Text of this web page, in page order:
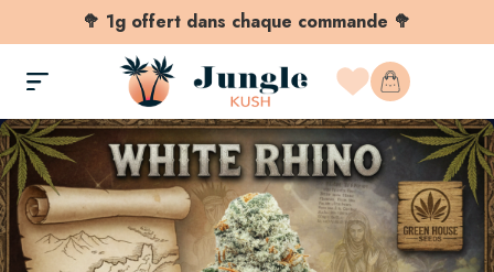
🥦 1g offert dans chaque commande 🥦